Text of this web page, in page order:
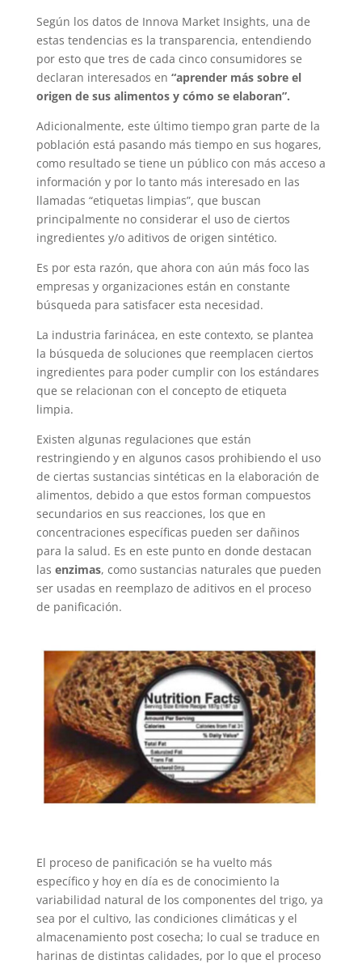
Según los datos de Innova Market Insights, una de
estas tendencias es la transparencia, entendiendo
por esto que tres de cada cinco consumidores se
declaran interesados en “aprender más sobre el
origen de sus alimentos y cómo se elaboran”.
Adicionalmente, este último tiempo gran parte de la
población está pasando más tiempo en sus hogares,
como resultado se tiene un público con más acceso a
información y por lo tanto más interesado en las
llamadas “etiquetas limpias”, que buscan
principalmente no considerar el uso de ciertos
ingredientes y/o aditivos de origen sintético.
Es por esta razón, que ahora con aún más foco las
empresas y organizaciones están en constante
búsqueda para satisfacer esta necesidad.
La industria farinácea, en este contexto, se plantea
la búsqueda de soluciones que reemplacen ciertos
ingredientes para poder cumplir con los estándares
que se relacionan con el concepto de etiqueta
limpia.
Existen algunas regulaciones que están
restringiendo y en algunos casos prohibiendo el uso
de ciertas sustancias sintéticas en la elaboración de
alimentos, debido a que estos forman compuestos
secundarios en sus reacciones, los que en
concentraciones específicas pueden ser dañinos
para la salud. Es en este punto en donde destacan
las enzimas, como sustancias naturales que pueden
ser usadas en reemplazo de aditivos en el proceso
de panificación.
El proceso de panificación se ha vuelto más
específico y hoy en día es de conocimiento la
variabilidad natural de los componentes del trigo, ya
sea por el cultivo, las condiciones climáticas y el
almacenamiento post cosecha; lo cual se traduce en
harinas de distintas calidades, por lo que el proceso